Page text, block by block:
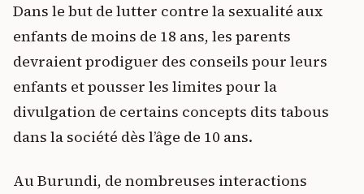
Dans le but de lutter contre la sexualité aux
enfants de moins de 18 ans, les parents
devraient prodiguer des conseils pour leurs
enfants et pousser les limites pour la
divulgation de certains concepts dits tabous
dans la société dès l’âge de 10 ans.
Au Burundi, de nombreuses interactions